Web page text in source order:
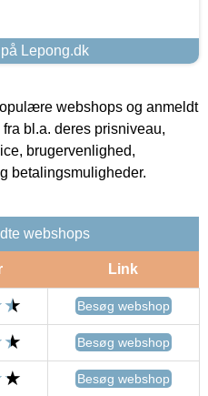
Lepong.dk
webshops og anmeldt
bl.a. deres prisniveau,
brugervenlighed,
betalingsmuligheder.
webshops
Link
Besøg webshop
Besøg webshop
Besøg webshop